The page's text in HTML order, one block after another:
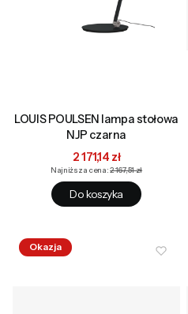
LOUIS POULSEN lampa stołowa
NJP czarna
Cena promocyjna
2 171,14 zł
Najniższa cena: 2 167,51 zł
Do koszyka
Okazja